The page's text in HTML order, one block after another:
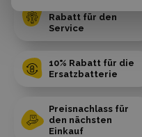
Rabatt für den
Service
10% Rabatt für die
Ersatzbatterie
Preisnachlass für
den nächsten
Einkauf